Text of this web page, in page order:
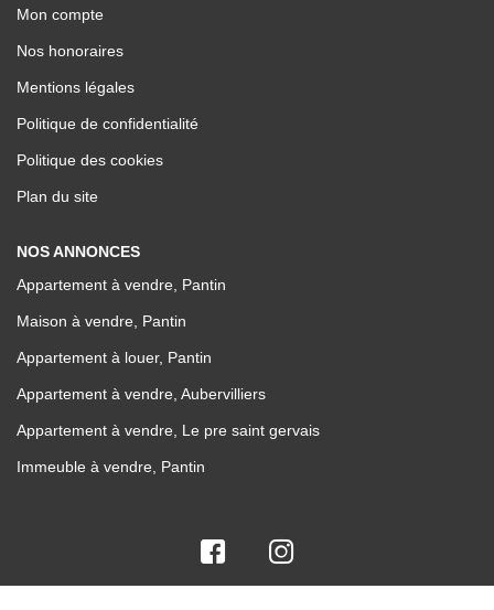
Mon compte
Nos honoraires
Mentions légales
Politique de confidentialité
Politique des cookies
Plan du site
NOS ANNONCES
Appartement à vendre, Pantin
Maison à vendre, Pantin
Appartement à louer, Pantin
Appartement à vendre, Aubervilliers
Appartement à vendre, Le pre saint gervais
Immeuble à vendre, Pantin